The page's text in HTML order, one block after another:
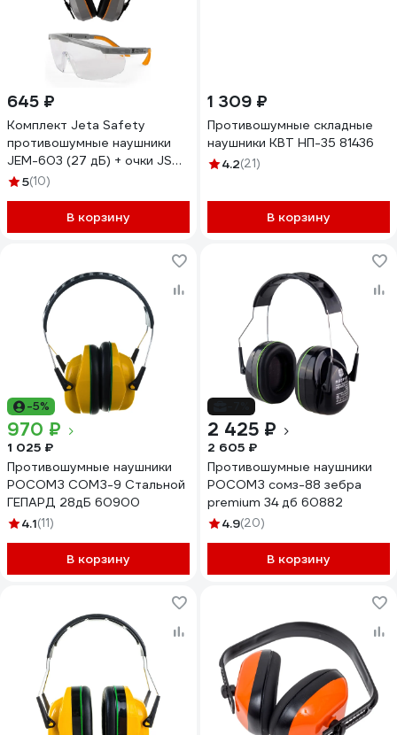
645 ₽
Комплект Jeta Safety
противошумные наушники
JEM-603 (27 дБ) + очки JSG-
9911 JEM603-9911
5(10)
В корзину
1 309 ₽
Противошумные складные
наушники КВТ НП-35 81436
4.2(21)
В корзину
-5%
970 ₽
1 025 ₽
Противошумные наушники
РОСОМЗ СОМЗ-9 Стальной
ГЕПАРД 28дБ 60900
4.1(11)
В корзину
2 425 ₽
2 605 ₽
Противошумные наушники
РОСОМЗ сомз-88 зебра
premium 34 дб 60882
4.9(20)
В корзину